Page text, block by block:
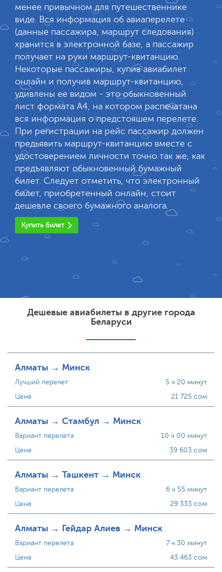
менее привычном для путешественнике
виде. Вся информация об авиаперелете
(данные пассажира, маршрут следования)
хранится в электронной базе, а пассажир
получает на руки маршрут-квитанцию.
Некоторые пассажиры, купив авиабилет
онлайн и получив маршрут-квитанцию,
удивлены ее видом - это обыкновенный
лист формата А4, на котором распечатана
вся информация о предстояшем перелете.
При регистрации на рейс пассажир должен
предьявить маршрут-квитанцию вместе с
удостоверением личности точно так же, как
предъявляют обыкновенный бумажный
билет. Следует отметить, что электронный
билет, приобретенный онлайн, стоит
дешевле своего бумажного аналога.
Купить билет
Дешевые авиабилеты в другие города
Беларуси
Алматы → Минск
Лучший перелет
Цена
5 ч 20 минут
21 725 сом
Алматы → Стамбул → Минск
Вариант перелета
Цена
10 ч 00 минут
39 603 сом
Алматы → Ташкент → Минск
Вариант перелета
Цена
6 ч 55 минут
29 333 сом
Алматы → Гейдар Алиев → Минск
Вариант перелета
Цена
7 ч 30 минут
43 463 сом